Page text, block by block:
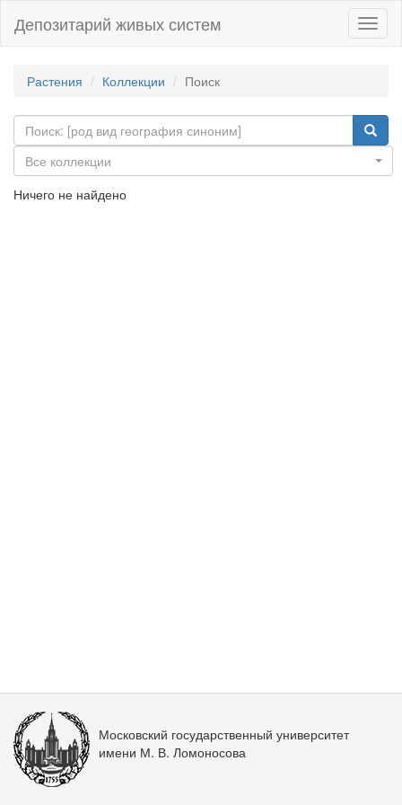
Депозитарий живых систем
Растения Коллекции Поиск
Все коллекции
Ничего не найдено
Московский государственный университет
имени М. В. Ломоносова